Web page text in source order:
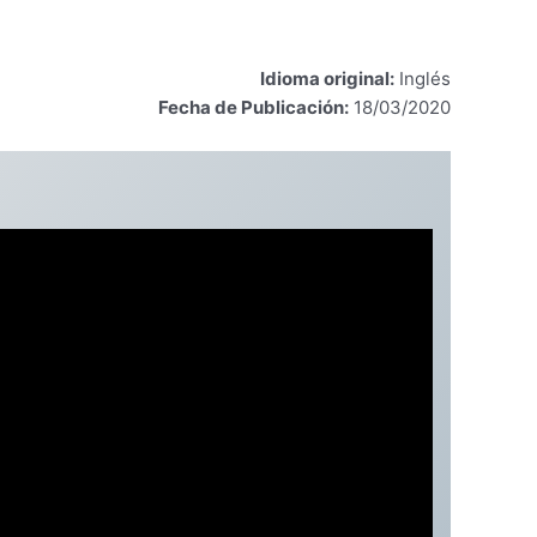
Idioma original: Inglés
Fecha de Publicación: 18/03/2020